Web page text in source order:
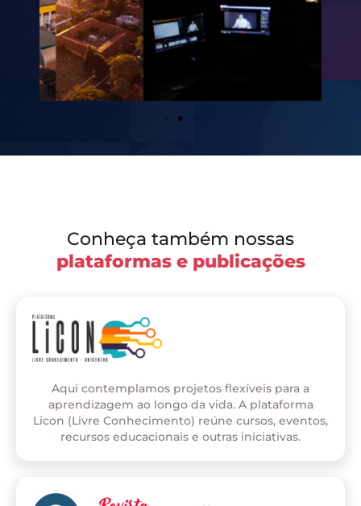
Conheça também nossas
plataformas e publicações
Aqui contemplamos projetos flexíveis para a
aprendizagem ao longo da vida. A plataforma
Licon (Livre Conhecimento) reúne cursos, eventos,
recursos educacionais e outras iniciativas.